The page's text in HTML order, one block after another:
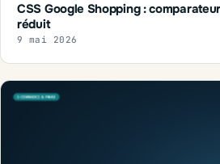
CSS Google Shopping :
réduit
9 mai 2026